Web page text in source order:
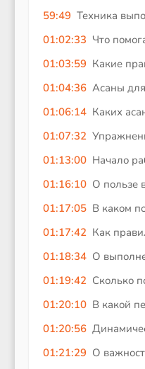
59:49 Техника
01:02:33 Что
01:03:59 Какие
01:04:36 Асаны
01:06:14 Каких
01:07:32
01:13:00 Начало
01:16:10 О пользе
01:17:05 В каком
01:17:42 Как
01:18:34 О
01:19:42 Сколько
01:20:10 В какой
01:20:56
01:21:29 О